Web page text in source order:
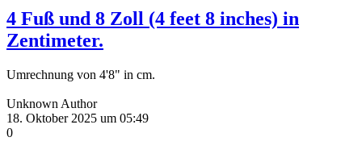
4 Fuß und 8 Zoll (4 feet 8 inches) in
Zentimeter.
Umrechnung von 4'8" in cm.
Unknown Author
18. Oktober 2025 um 05:49
0